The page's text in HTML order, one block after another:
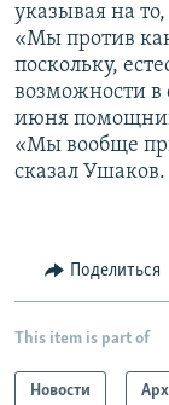
указывая на
«Мы против
поскольку,
возможности в
июня
«Мы вообще
сказал Ушаков.
Поделиться
This item is part of
Новости